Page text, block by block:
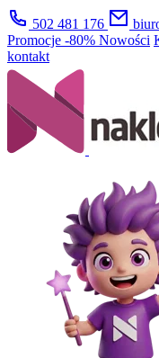
502 481 176
Promocje -80% Nowości
kontakt